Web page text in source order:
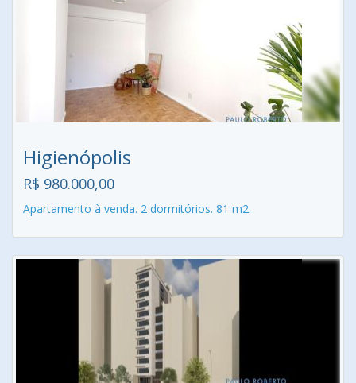
Higienópolis
R$ 980.000,00
Apartamento à venda. 2 dormitórios. 81 m2.